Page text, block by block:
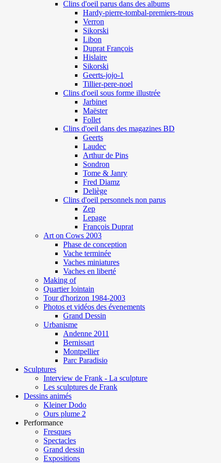
Clins d'oeil parus dans des albums
Hardy-pierre-tombal-premiers-trous
Verron
Sikorski
Libon
Duprat François
Hislaire
Sikorski
Geerts-jojo-1
Tillier-pere-noel
Clins d'oeil sous forme illustrée
Jarbinet
Maëster
Follet
Clins d'oeil dans des magazines BD
Geerts
Laudec
Arthur de Pins
Sondron
Tome & Janry
Fred Diamz
Deliège
Clins d'oeil personnels non parus
Zep
Lepage
François Duprat
Art on Cows 2003
Phase de conception
Vache terminée
Vaches miniatures
Vaches en liberté
Making of
Quartier lointain
Tour d'horizon 1984-2003
Photos et vidéos des évenements
Grand Dessin
Urbanisme
Andenne 2011
Bernissart
Montpellier
Parc Paradisio
Sculptures
Interview de Frank - La sculpture
Les sculptures de Frank
Dessins animés
Kleiner Dodo
Ours plume 2
Performance
Fresques
Spectacles
Grand dessin
Expositions